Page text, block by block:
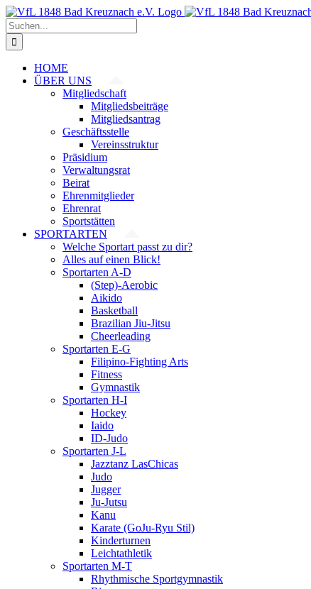
Zum
Inhalt
springen
Suche
nach:
HOME
ÜBER UNS
Mitgliedschaft
Mitgliedsbeiträge
Mitgliedsantrag
Geschäftsstelle
Vereinsstruktur
Präsidium
Verwaltungsrat
Beirat
Ehrenmitglieder
Ehrenrat
Sportstätten
SPORTARTEN
Welche Sportart passt zu dir?
Alles auf einen Blick!
Sportarten A-D
(Step)-Aerobic
Aikido
Basketball
Brazilian Jiu-Jitsu
Cheerleading
Sportarten E-G
Filipino-Fighting Arts
Fitness
Gymnastik
Sportarten H-I
Hockey
Iaido
ID-Judo
Sportarten J-L
Jazztanz LasChicas
Judo
Jugger
Ju-Jutsu
Kanu
Karate (GoJu-Ryu Stil)
Kinderturnen
Leichtathletik
Sportarten M-T
Rhythmische Sportgymnastik